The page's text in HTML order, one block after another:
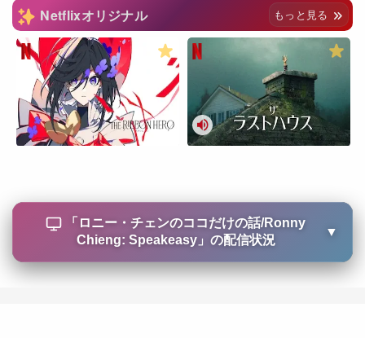
Netflixオリジナル もっと見る
「 ロニー・チェンのココだけの話/Ronny
Chieng: Speakeasy」の配信状況
▼